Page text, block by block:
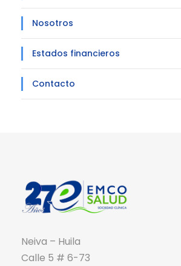
Nosotros
Estados financieros
Contacto
Neiva – Huila
Calle 5 # 6-73